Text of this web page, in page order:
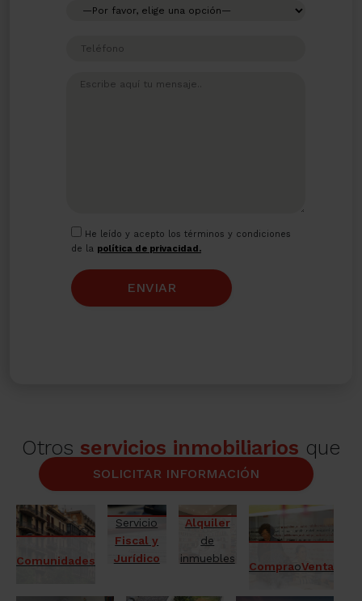
SOLICITAR INFORMACIÓN
He leído y acepto los términos y condiciones
de la política de privacidad.
ENVIAR
Otros servicios inmobiliarios que
te ofrecemos des de Amat
Comunidades
Servicio
Fiscal y
Jurídico
Alquiler
de
inmuebles
CompraoVenta